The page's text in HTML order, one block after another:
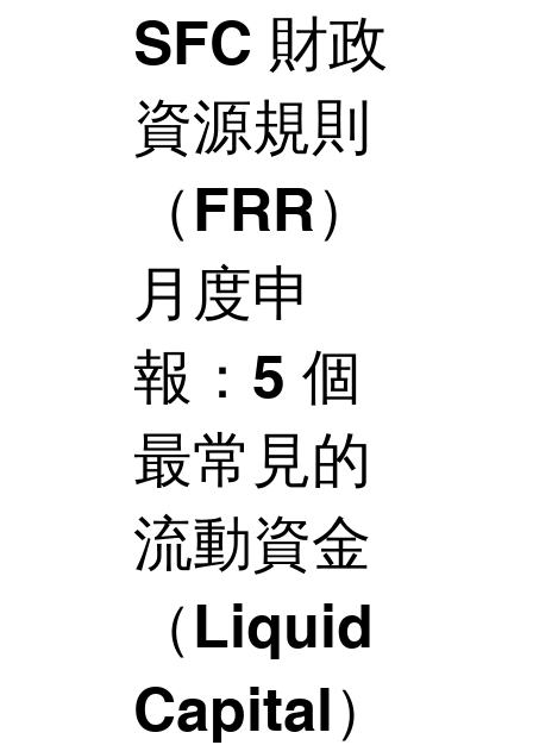
SFC 財政
資源規則
（FRR）
月度申
報：5 個
最常見的
流動資金
（Liquid
Capital）